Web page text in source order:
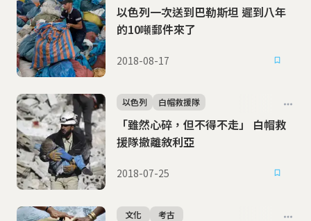
以色列一次送到巴勒斯坦 遲到八年
的10噸郵件來了
2018-08-17
「雖然心碎，但不得不走」 白帽救
援隊撤離敘利亞
以色列 白帽救援隊
2018-07-25
文化 考古